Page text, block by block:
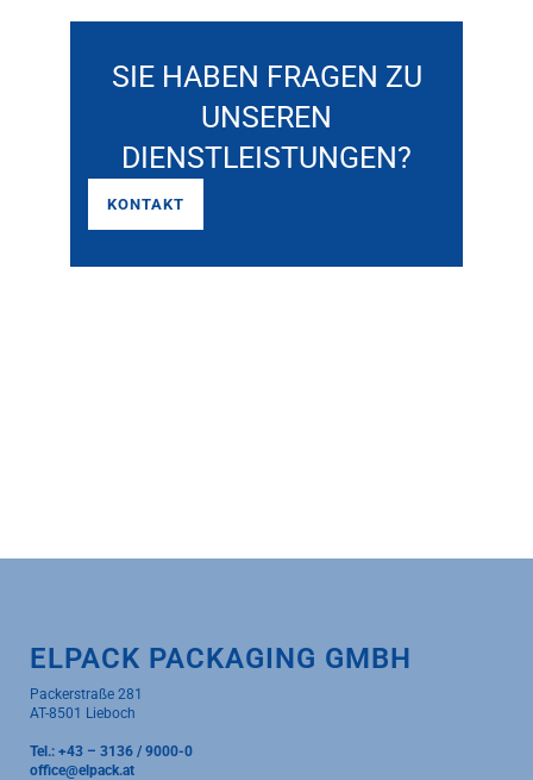
SIE HABEN FRAGEN ZU
UNSEREN
DIENSTLEISTUNGEN?
KONTAKT
ELPACK PACKAGING GMBH
Packerstraße 281
AT-8501 Lieboch
Tel.: +43 – 3136 / 9000-0
office@elpack.at